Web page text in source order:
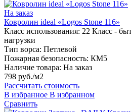
На заказ
Ковролин ideal «Logos Stone 116»
Класс использования: 22 Класс -
нагрузки
Тип ворса: Петлевой
Пожарная безопасность: КМ5
Наличие товара: На заказ
798 руб./м2
Рассчитать стоимость
В избранное В избранном
Сравнить